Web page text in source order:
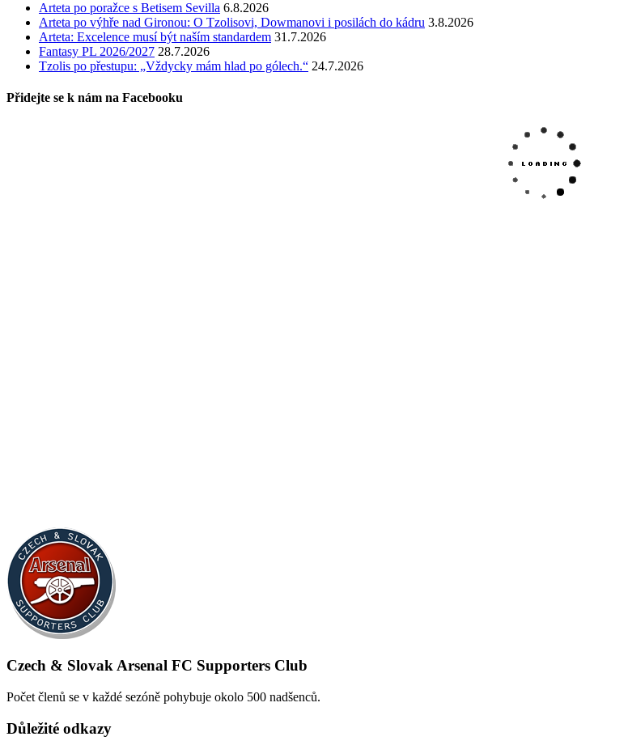
Arteta po poražce s Betisem Sevilla 6.8.2026
Arteta po výhře nad Gironou: O Tzolisovi, Dowmanovi i posilách do kádru 3.8.2026
Arteta: Excelence musí být naším standardem 31.7.2026
Fantasy PL 2026/2027 28.7.2026
Tzolis po přestupu: „Vždycky mám hlad po gólech.“ 24.7.2026
Přidejte se k nám na Facebooku
Czech & Slovak Arsenal FC Supporters Club
Počet členů se v každé sezóně pohybuje okolo 500 nadšenců.
Důležité odkazy